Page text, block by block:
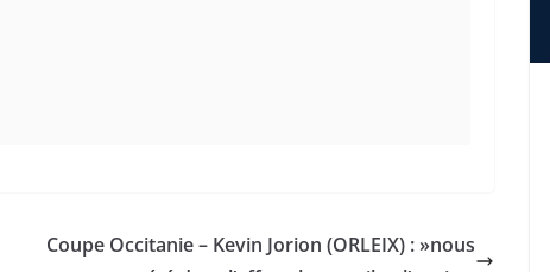
Coupe Occitanie – Kevin Jorion (ORLEIX) : »nous